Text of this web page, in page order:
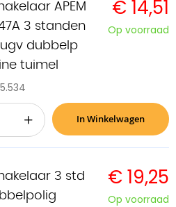
APEM
3 standen
dubbelp
tuimel
€ 14,51
Op voorraad
+ In Winkelwagen
3 std
€ 19,25
Op voorraad